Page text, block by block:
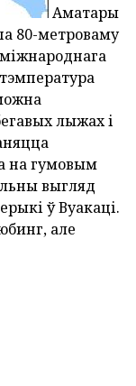
Аматары
80-метроваму
лыжах і
на гумовым
выгляд
ў Вуакаці.
але